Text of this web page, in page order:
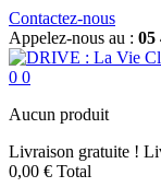
Contactez-nous
Appelez-nous au : 05
0 0
Aucun produit
Livraison gratuite !
0,00 € Total